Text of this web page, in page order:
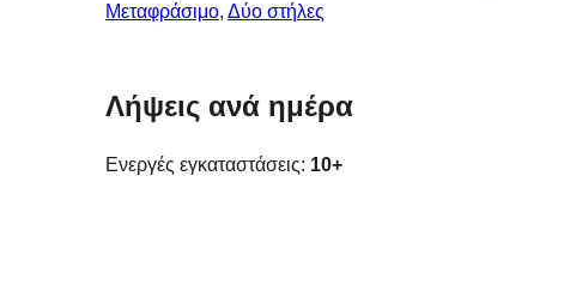
Μεταφράσιμο, Δύο στήλες
Λήψεις ανά ημέρα
Ενεργές εγκαταστάσεις: 10+